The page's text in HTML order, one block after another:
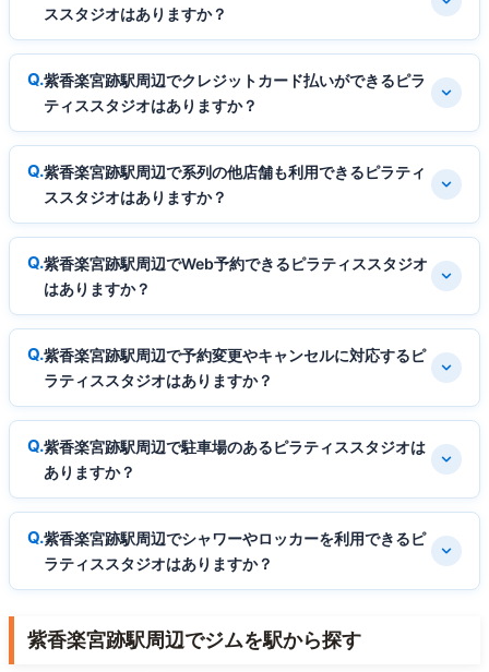
ススタジオはありますか？
紫香楽宮跡駅周辺でクレジットカード払いができるピラ
ティススタジオはありますか？
紫香楽宮跡駅周辺で系列の他店舗も利用できるピラティ
ススタジオはありますか？
紫香楽宮跡駅周辺でWeb予約できるピラティススタジオ
はありますか？
紫香楽宮跡駅周辺で予約変更やキャンセルに対応するピ
ラティススタジオはありますか？
紫香楽宮跡駅周辺で駐車場のあるピラティススタジオは
ありますか？
紫香楽宮跡駅周辺でシャワーやロッカーを利用できるピ
ラティススタジオはありますか？
紫香楽宮跡駅周辺でジムを駅から探す